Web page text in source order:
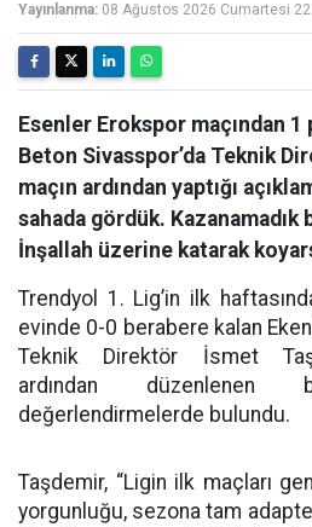
Yayınlanma: 08 Ağustos 2026 Cumartesi
Esenler Erokspor maçından 1
Beton Sivasspor’da Teknik
maçın ardından yaptığı
sahada gördük.
İnşallah üzerine katarak
Trendyol 1. Lig’in ilk
evinde 0-0 berabere kalan
Teknik Direktör İsmet
ardından düzenlenen
değerlendirmelerde bulundu.
Taşdemir, “Ligin ilk maçları
yorgunluğu, sezona tam